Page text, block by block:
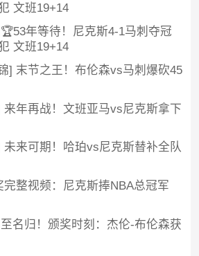
文班19+14
年等待！尼克斯4-1马刺夺冠
文班19+14
] 末节之王！布伦森vs马刺爆砍45
来年再战！文班亚马vs尼克斯拿下
来可期！哈珀vs尼克斯替补全队
整视频：尼克斯捧NBA总冠军
名归！颁奖时刻：杰伦-布伦森获